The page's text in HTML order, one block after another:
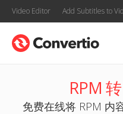
Video Editor Add Subtitles to
RPM
免费在线将 RPM 内